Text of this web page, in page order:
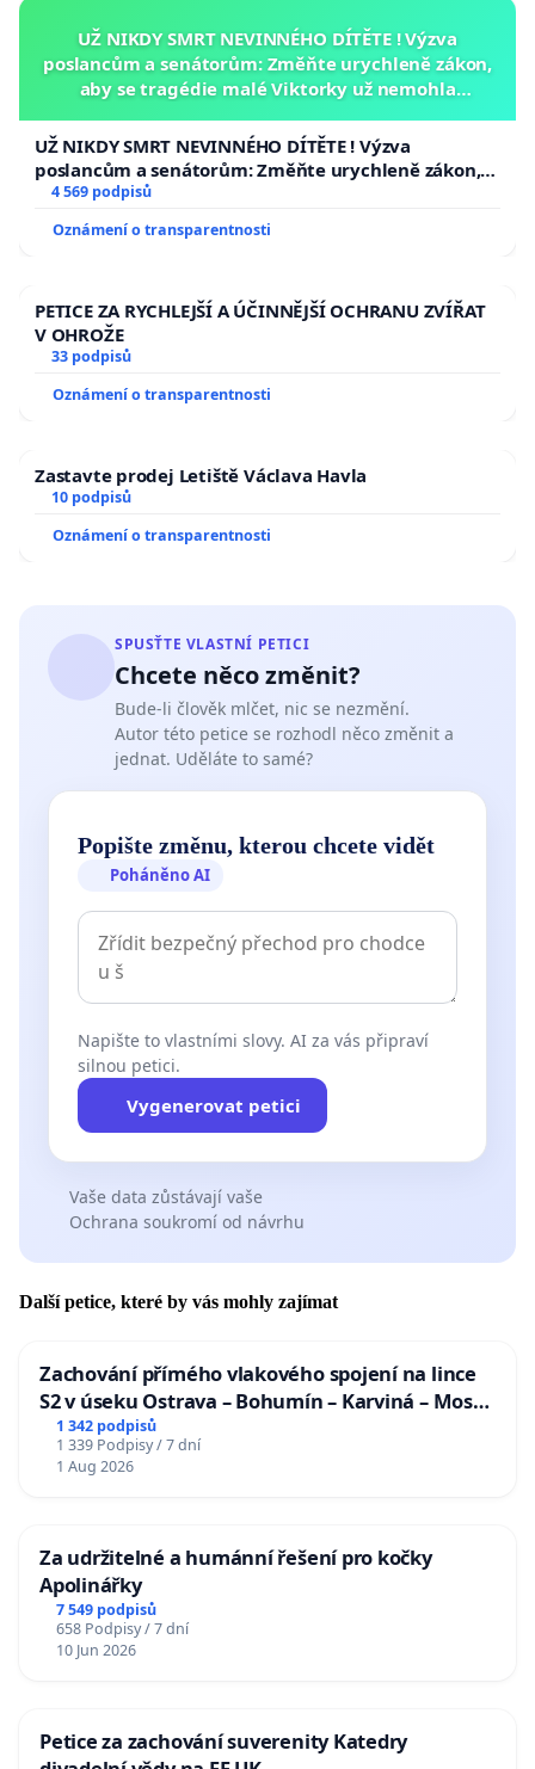
UŽ NIKDY SMRT NEVINNÉHO DÍTĚTE ! Výzva
poslancům a senátorům: Změňte urychleně zákon,
aby se tragédie malé Viktorky už nemohla
UŽ NIKDY SMRT NEVINNÉHO DÍTĚTE ! Výzva
poslancům a senátorům: Změňte urychleně zákon,
aby se tragédie malé Viktorky už nemohla opakovat!
4 569 podpisů
Oznámení o transparentnosti
PETICE ZA RYCHLEJŠÍ A ÚČINNĚJŠÍ OCHRANU ZVÍŘAT
V OHROŽE
33 podpisů
Oznámení o transparentnosti
Zastavte prodej Letiště Václava Havla
10 podpisů
Oznámení o transparentnosti
SPUSŤTE VLASTNÍ PETICI
Chcete něco změnit?
Bude-li člověk mlčet, nic se nezmění.
Autor této petice se rozhodl něco změnit a
jednat. Uděláte to samé?
Popište změnu, kterou chcete vidět
Poháněno AI
Napište to vlastními slovy. AI za vás připraví
silnou petici.
Vygenerovat petici
Vaše data zůstávají vaše
Ochrana soukromí od návrhu
Další petice, které by vás mohly zajímat
Zachování přímého vlakového spojení na lince
S2 v úseku Ostrava – Bohumín – Karviná – Mosty
u Jablunkova
1 342 podpisů
1 339 Podpisy / 7 dní
1 Aug 2026
Za udržitelné a humánní řešení pro kočky
Apolinářky
7 549 podpisů
658 Podpisy / 7 dní
10 Jun 2026
Petice za zachování suverenity Katedry